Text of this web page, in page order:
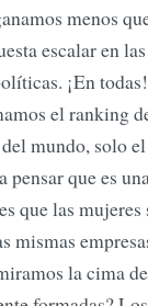
menos
escalar en
¡En
el ranking
mundo, solo
que es
que las
mismas
la cima